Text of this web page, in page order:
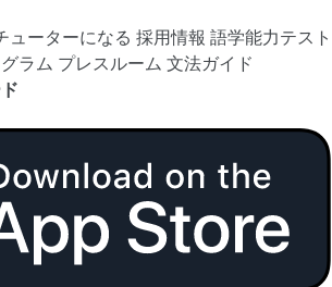
ューターになる 採用情報 語学能力テスト
ラム プレスルーム 文法ガイド